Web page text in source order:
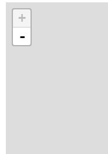
+
-